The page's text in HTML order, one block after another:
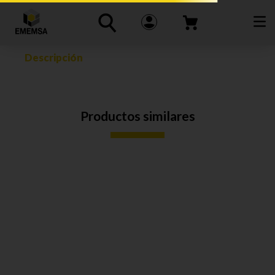
Descripción
Productos similares